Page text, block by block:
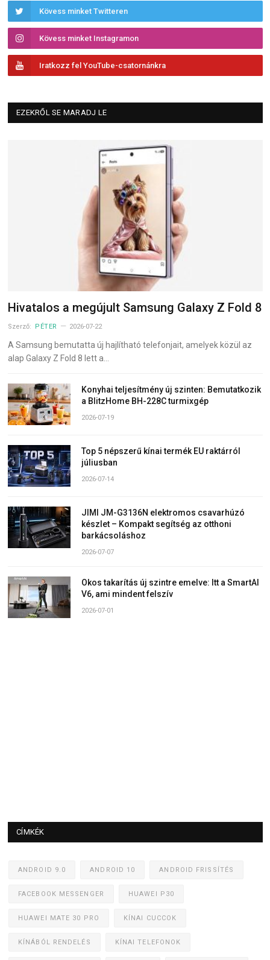
Kövess minket Twitteren
Kövess minket Instagramon
Iratkozz fel YouTube-csatornánkra
EZEKRŐL SE MARADJ LE
Hivatalos a megújult Samsung Galaxy Z Fold 8
Szerző: PÉTER 2026-07-22
A Samsung bemutatta új hajlítható telefonjait, amelyek közül az
alap Galaxy Z Fold 8 lett a…
Konyhai teljesítmény új szinten: Bemutatkozik
a BlitzHome BH-228C turmixgép
2026-07-19
Top 5 népszerű kínai termék EU raktárról
júliusban
2026-07-14
JIMI JM-G3136N elektromos csavarhúzó
készlet – Kompakt segítség az otthoni
barkácsoláshoz
2026-07-07
Okos takarítás új szintre emelve: Itt a SmartAI
V6, ami mindent felszív
2026-07-01
CÍMKÉK
ANDROID 9.0 ANDROID 10 ANDROID FRISSÍTÉS
FACEBOOK MESSENGER HUAWEI P30
HUAWEI MATE 30 PRO KÍNAI CUCCOK
KÍNÁBÓL RENDELÉS KÍNAI TELEFONOK